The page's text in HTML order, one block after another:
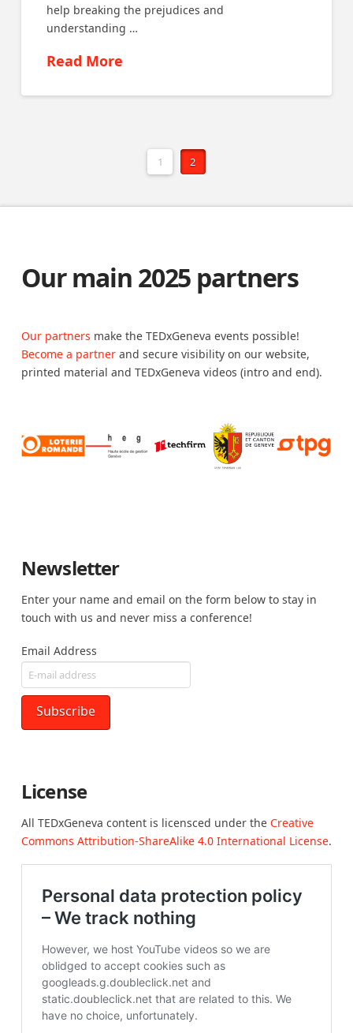
help breaking the prejudices and
understanding …
Read More
1 2
Our main 2025 partners
Our partners make the TEDxGeneva events possible!
Become a partnerand secure visibility on our website,
printed material and TEDxGeneva videos (intro and end).
Newsletter
Enter your name and email on the form below to stay in
touch with us and never miss a conference!
Email Address
License
All TEDxGeneva content is licensced under the Creative
Commons Attribution-ShareAlike 4.0 International License.